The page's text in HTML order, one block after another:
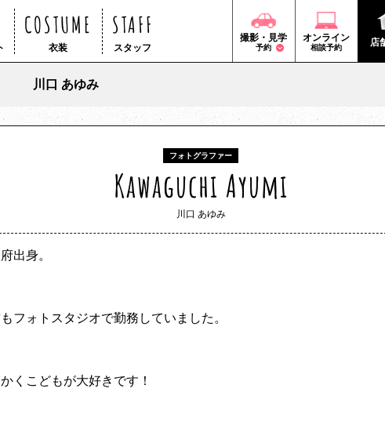
COSTUME
衣装
STAFF
スタッフ
撮影・見学
予約
オンライン
相談予約 店
川口 あゆみ
フォトグラファー
Kawaguchi Ayumi
川口 あゆみ
出身。
フォトスタジオで勤務していました。
くこどもが大好きです！